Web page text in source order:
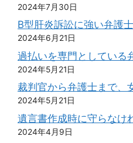
2024年7月30日
B型肝炎訴訟に強い弁護
2024年6月21日
過払いを専門としている
2024年5月21日
裁判官から弁護士まで、
2024年5月21日
遺言書作成時に守らなけ
2024年4月9日